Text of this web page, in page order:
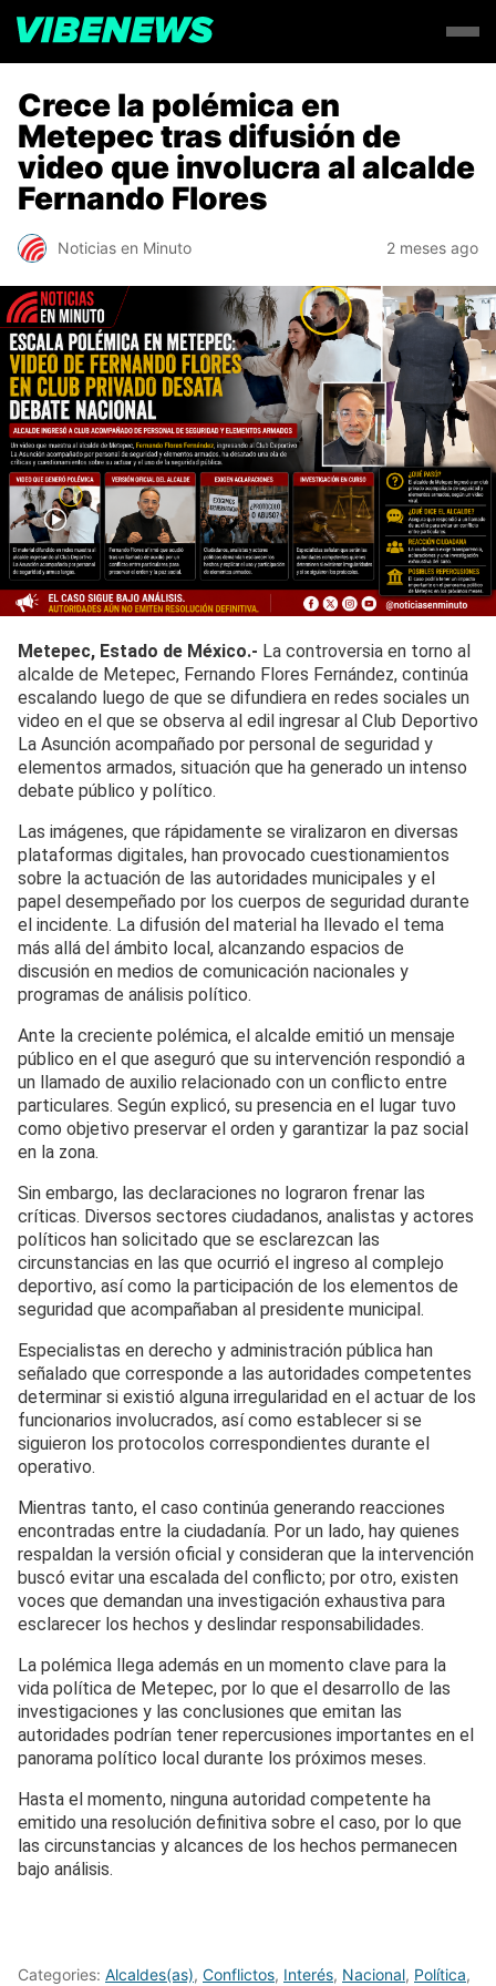
Crece la polémica en
Metepec tras difusión de
video que involucra al alcalde
Fernando Flores
Noticias en Minuto 2 meses ago
Metepec, Estado de México.- La controversia en torno al
alcalde de Metepec, Fernando Flores Fernández, continúa
escalando luego de que se difundiera en redes sociales un
video en el que se observa al edil ingresar al Club Deportivo
La Asunción acompañado por personal de seguridad y
elementos armados, situación que ha generado un intenso
debate público y político.
Las imágenes, que rápidamente se viralizaron en diversas
plataformas digitales, han provocado cuestionamientos
sobre la actuación de las autoridades municipales y el
papel desempeñado por los cuerpos de seguridad durante
el incidente. La difusión del material ha llevado el tema
más allá del ámbito local, alcanzando espacios de
discusión en medios de comunicación nacionales y
programas de análisis político.
Ante la creciente polémica, el alcalde emitió un mensaje
público en el que aseguró que su intervención respondió a
un llamado de auxilio relacionado con un conflicto entre
particulares. Según explicó, su presencia en el lugar tuvo
como objetivo preservar el orden y garantizar la paz social
en la zona.
Sin embargo, las declaraciones no lograron frenar las
críticas. Diversos sectores ciudadanos, analistas y actores
políticos han solicitado que se esclarezcan las
circunstancias en las que ocurrió el ingreso al complejo
deportivo, así como la participación de los elementos de
seguridad que acompañaban al presidente municipal.
Especialistas en derecho y administración pública han
señalado que corresponde a las autoridades competentes
determinar si existió alguna irregularidad en el actuar de los
funcionarios involucrados, así como establecer si se
siguieron los protocolos correspondientes durante el
operativo.
Mientras tanto, el caso continúa generando reacciones
encontradas entre la ciudadanía. Por un lado, hay quienes
respaldan la versión oficial y consideran que la intervención
buscó evitar una escalada del conflicto; por otro, existen
voces que demandan una investigación exhaustiva para
esclarecer los hechos y deslindar responsabilidades.
La polémica llega además en un momento clave para la
vida política de Metepec, por lo que el desarrollo de las
investigaciones y las conclusiones que emitan las
autoridades podrían tener repercusiones importantes en el
panorama político local durante los próximos meses.
Hasta el momento, ninguna autoridad competente ha
emitido una resolución definitiva sobre el caso, por lo que
las circunstancias y alcances de los hechos permanecen
bajo análisis.
Categories: Alcaldes(as), Conflictos, Interés, Nacional, Política,